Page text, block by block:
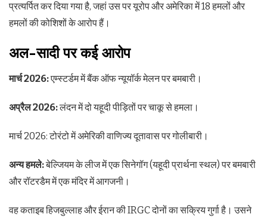
प्रत्यर्पित कर दिया गया है, जहां उस पर यूरोप और अमेरिका में 18 हमलों और
हमलों की कोशिशों के आरोप हैं।
अल-सादी पर कई आरोप
मार्च 2026:एम्स्टर्डम में बैंक ऑफ न्यूयॉर्क मेलन पर बमबारी।
अप्रैल 2026:लंदन में दो यहूदी पीड़ितों पर चाकू से हमला।
मार्च 2026: टोरंटो में अमेरिकी वाणिज्य दूतावास पर गोलीबारी।
अन्य हमले:बेल्जियम के लीज में एक सिनेगॉग (यहूदी प्रार्थना स्थल) पर बमबारी
और रॉटरडैम में एक मंदिर में आगजनी।
वह कताइब हिजबुल्लाह और ईरान की IRGC दोनों का सक्रिय गुर्गा है। उसने